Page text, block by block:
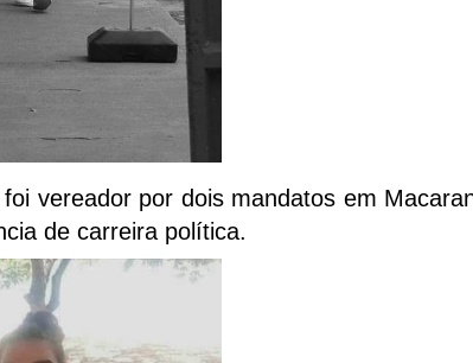
vereador por dois mandatos em
de carreira política.